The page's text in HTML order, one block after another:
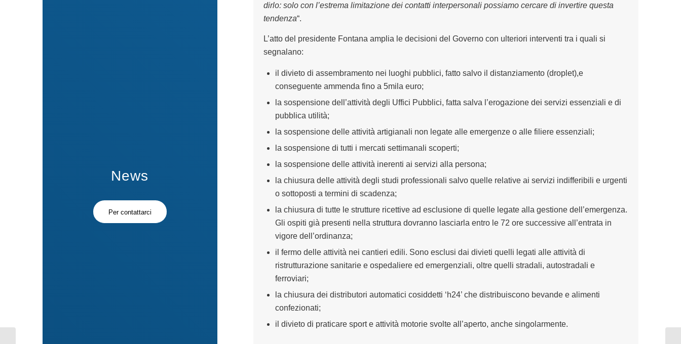
News
Per contattarci
dirlo: solo con l’estrema limitazione dei contatti interpersonali possiamo cercare di invertire questa
tendenza“.
L’atto del presidente Fontana amplia le decisioni del Governo con ulteriori interventi tra i quali si
segnalano:
il divieto di assembramento nei luoghi pubblici, fatto salvo il distanziamento (droplet),e
conseguente ammenda fino a 5mila euro;
la sospensione dell’attività degli Uffici Pubblici, fatta salva l’erogazione dei servizi essenziali e di
pubblica utilità;
la sospensione delle attività artigianali non legate alle emergenze o alle filiere essenziali;
la sospensione di tutti i mercati settimanali scoperti;
la sospensione delle attività inerenti ai servizi alla persona;
la chiusura delle attività degli studi professionali salvo quelle relative ai servizi indifferibili e urgenti
o sottoposti a termini di scadenza;
la chiusura di tutte le strutture ricettive ad esclusione di quelle legate alla gestione dell’emergenza.
Gli ospiti già presenti nella struttura dovranno lasciarla entro le 72 ore successive all’entrata in
vigore dell’ordinanza;
il fermo delle attività nei cantieri edili. Sono esclusi dai divieti quelli legati alle attività di
ristrutturazione sanitarie e ospedaliere ed emergenziali, oltre quelli stradali, autostradali e
ferroviari;
la chiusura dei distributori automatici cosiddetti ‘h24’ che distribuiscono bevande e alimenti
confezionati;
il divieto di praticare sport e attività motorie svolte all’aperto, anche singolarmente.